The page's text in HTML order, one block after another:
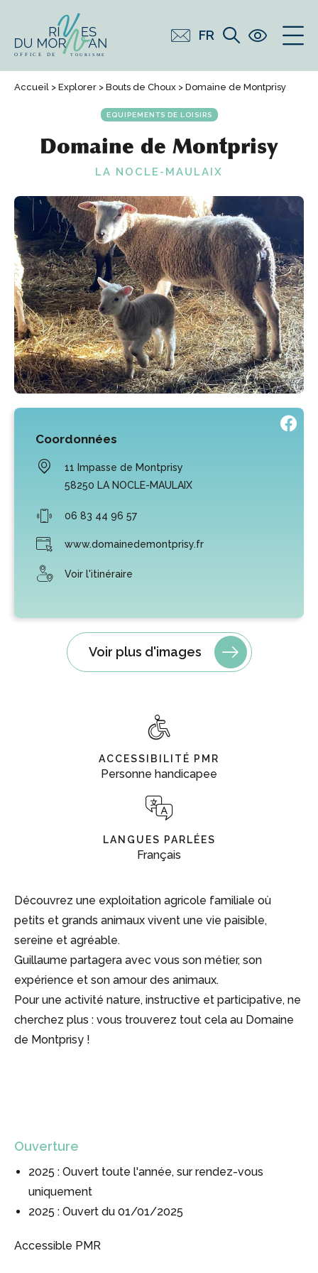
FR
Accueil > Explorer > Bouts de Choux > Domaine de Montprisy
EQUIPEMENTS DE LOISIRS
Domaine de Montprisy
LA NOCLE-MAULAIX
Coordonnées
11 Impasse de Montprisy
58250 LA NOCLE-MAULAIX
06 83 44 96 57
www.domainedemontprisy.fr
Voir l'itinéraire
Voir plus d'images
ACCESSIBILITÉ PMR
Personne handicapee
LANGUES PARLÉES
Français
Découvrez une exploitation agricole familiale où
petits et grands animaux vivent une vie paisible,
sereine et agréable.
Guillaume partagera avec vous son métier, son
expérience et son amour des animaux.
Pour une activité nature, instructive et participative, ne
cherchez plus : vous trouverez tout cela au Domaine
de Montprisy !
Ouverture
2025 : Ouvert toute l'année, sur rendez-vous
uniquement
2025 : Ouvert du 01/01/2025
Accessible PMR